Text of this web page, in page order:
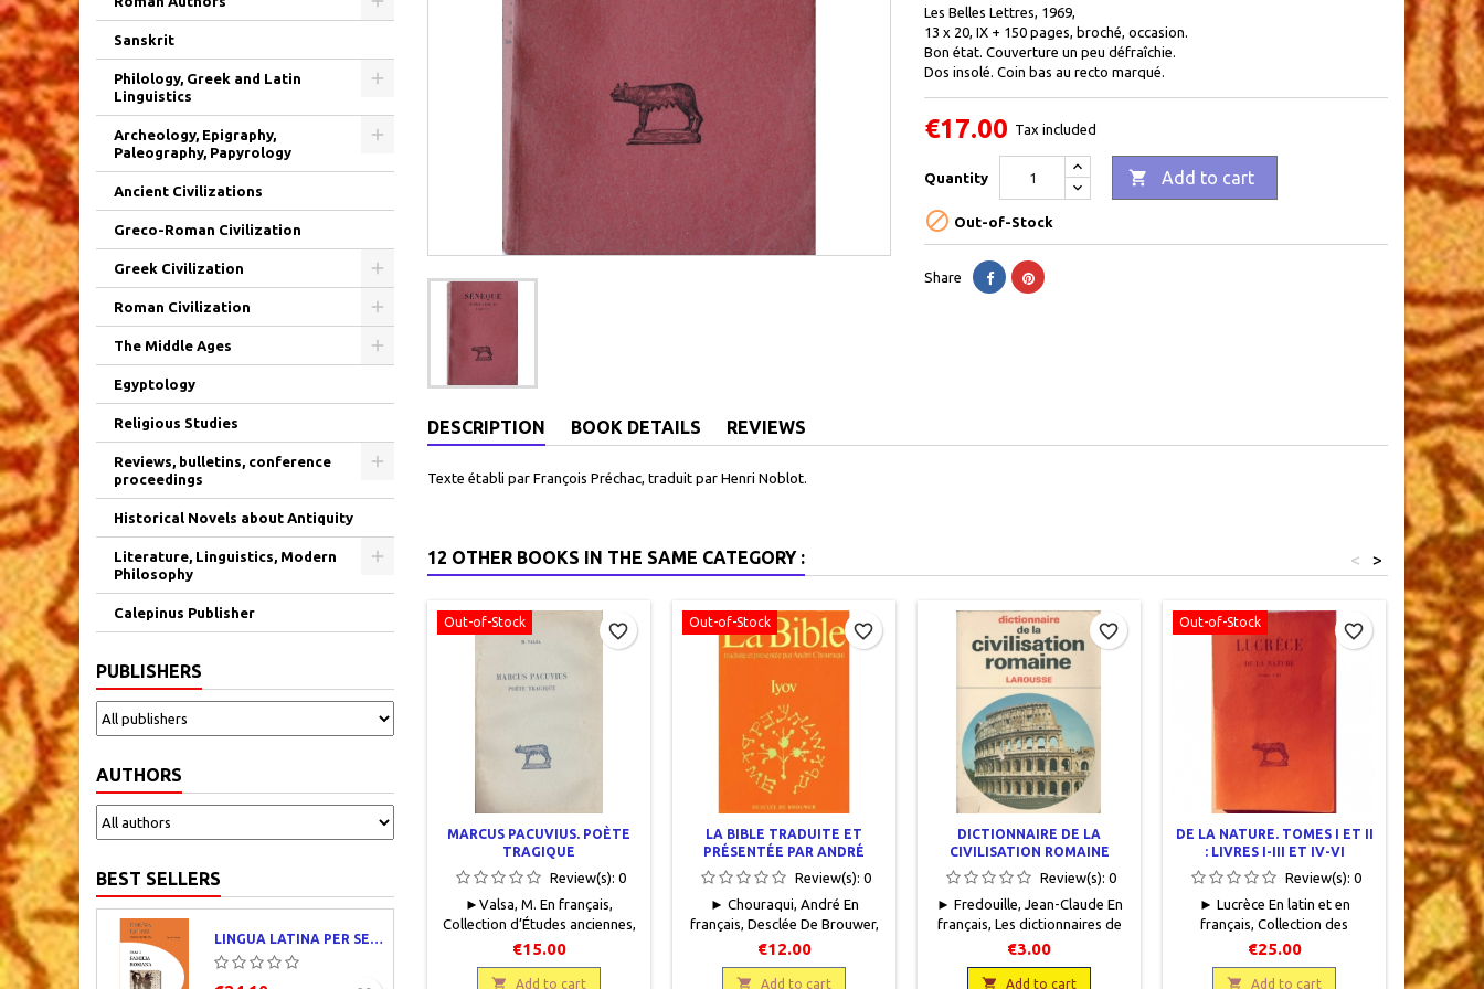
Sanskrit
Philology, Greek and Latin
Linguistics
Archeology, Epigraphy,
Paleography, Papyrology
Ancient Civilizations
Greco-Roman Civilization
Greek Civilization
Roman Civilization
The Middle Ages
Egyptology
Religious Studies
Reviews, bulletins, conference
proceedings
Historical Novels about Antiquity
Literature, Linguistics, Modern
Philosophy
Calepinus Publisher
PUBLISHERS
AUTHORS
BEST SELLERS
LINGUA LATINA PER SE ILLUSTRATA. PARS I : FAMILIA ROMANA
Les Belles Lettres, 1969,
13 x 20, IX + 150 pages, broché, occasion .
Bon état. Couverture un peu défraîchie.
Dos insolé. Coin bas au recto marqué.
€17.00 Tax included
Quantity  Add to cart
 Out-of-Stock
Share
DESCRIPTION BOOK DETAILS REVIEWS
Texte établi par François Préchac, traduit par Henri Noblot.
12 OTHER BOOKS IN THE SAME CATEGORY : >
<
Out-of-Stock
MARCUS PACUVIUS. POÈTE
TRAGIQUE
Review(s): 0
►Valsa, M. En français,
Collection d’Études anciennes,
Les Belles Lettres, 1957, 15 x 23,
119 pages, broché, occasion.
Bon état. Couverture insolée
€15.00
 Add to cart
favorite_border Out-of-Stock
LA BIBLE TRADUITE ET
PRÉSENTÉE PAR ANDRÉ
CHOURAQUI
Review(s): 0
► Chouraqui, André En
français, Desclée De Brouwer,
1974, 14 x 21,5, 125 pages,
broché, occasion.Bon état.
Protégé par un rhodoïd
€12.00
 Add to cart
favorite_border
DICTIONNAIRE DE LA
CIVILISATION ROMAINE
Review(s): 0
► Fredouille, Jean-Claude En
français, Les dictionnaires de
l'homme du XXe siècle, Librairie
Larousse, 1968, 12.5 x 17.5, 256
pages, broché, occasion.
€3.00
 Add to cart
favorite_border Out-of-Stock
DE LA NATURE. TOMES I ET II
: LIVRES I-III ET IV-VI
Review(s): 0
► Lucrèce En latin et en
français, Collection des
Universités de France, Les
Belles Lettres, 1948, 13 x 20,
XXVII + 154 pages et 150
€25.00
 Add to cart
favorite_border
LES 100
►
Que
France,